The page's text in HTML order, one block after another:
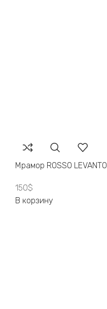
Мрамор ROSSO LEVANTO
150$
В корзину